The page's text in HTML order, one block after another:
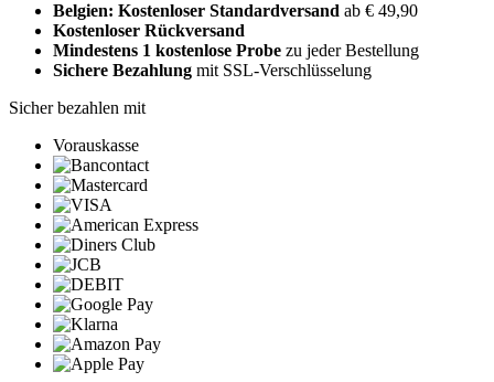
Belgien: Kostenloser Standardversand ab € 49,90
Kostenloser Rückversand
Mindestens 1 kostenlose Probe zu jeder Bestellung
Sichere Bezahlung mit SSL-Verschlüsselung
Sicher bezahlen mit
Vorauskasse